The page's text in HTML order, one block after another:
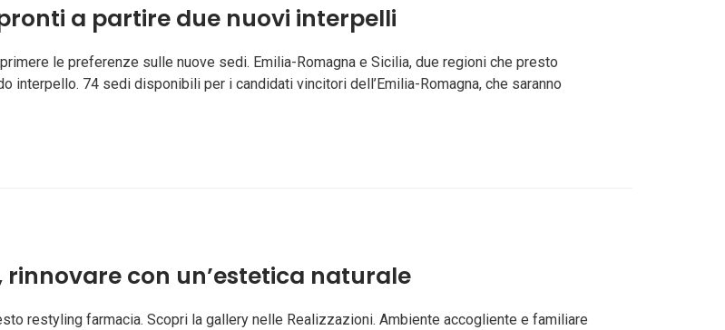
a partire due nuovi interpelli
le preferenze sulle nuove sedi. Emilia-Romagna e Sicilia, due regioni che presto
74 sedi disponibili per i candidati vincitori dell’Emilia-Romagna, che saranno
con un’estetica naturale
restyling farmacia. Scopri la gallery nelle Realizzazioni. Ambiente accogliente e familiare